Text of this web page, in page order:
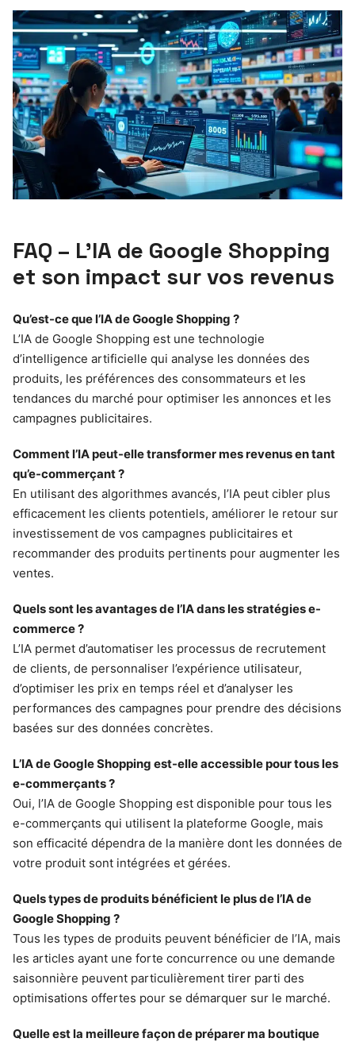
FAQ – L’IA de Google Shopping
et son impact sur vos revenus
Qu’est-ce que l’IA de Google Shopping ?
L’IA de Google Shopping est une technologie
d’intelligence artificielle qui analyse les données des
produits, les préférences des consommateurs et les
tendances du marché pour optimiser les annonces et les
campagnes publicitaires.
Comment l’IA peut-elle transformer mes revenus en tant
qu’e-commerçant ?
En utilisant des algorithmes avancés, l’IA peut cibler plus
efficacement les clients potentiels, améliorer le retour sur
investissement de vos campagnes publicitaires et
recommander des produits pertinents pour augmenter les
ventes.
Quels sont les avantages de l’IA dans les stratégies e-
commerce ?
L’IA permet d’automatiser les processus de recrutement
de clients, de personnaliser l’expérience utilisateur,
d’optimiser les prix en temps réel et d’analyser les
performances des campagnes pour prendre des décisions
basées sur des données concrètes.
L’IA de Google Shopping est-elle accessible pour tous les
e-commerçants ?
Oui, l’IA de Google Shopping est disponible pour tous les
e-commerçants qui utilisent la plateforme Google, mais
son efficacité dépendra de la manière dont les données de
votre produit sont intégrées et gérées.
Quels types de produits bénéficient le plus de l’IA de
Google Shopping ?
Tous les types de produits peuvent bénéficier de l’IA, mais
les articles ayant une forte concurrence ou une demande
saisonnière peuvent particulièrement tirer parti des
optimisations offertes pour se démarquer sur le marché.
Quelle est la meilleure façon de préparer ma boutique